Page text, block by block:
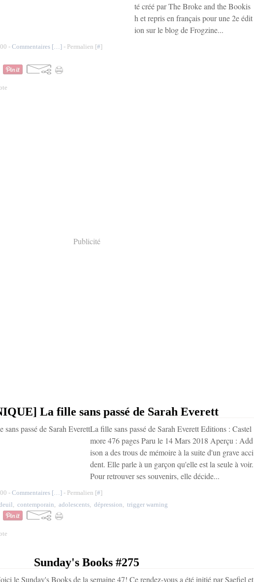
té créé par The Broke and the Bookis
h et repris en français pour une 2e édit
ion sur le blog de Frogzine...
-Commentaires […] - Permalien [#]
Publicité
La fille sans passé de Sarah Everett
La fille sans passé de Sarah Everett Editions : Castel
more 476 pages Paru le 14 Mars 2018 Aperçu : Add
ison a des trous de mémoire à la suite d'un grave acci
dent. Elle parle à un garçon qu'elle est la seule à voir.
Pour retrouver ses souvenirs, elle décide...
-Commentaires […] - Permalien [#]
, contemporain, adolescents, dépression, trigger warning
Sunday's Books #275
le Sunday's Books de la semaine 47! Ce rendez-vous a été initié par Saefiel et